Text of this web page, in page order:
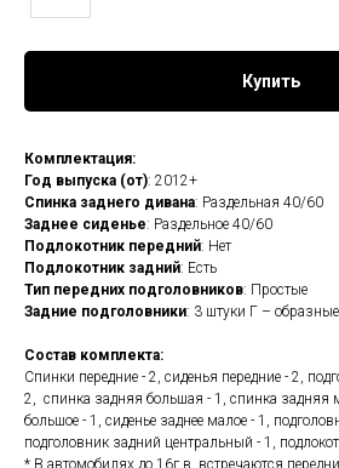
Купить
Комплектация:
Год выпуска (от): 2012+
Спинка заднего дивана: Раздельная 40/60
Заднее сиденье: Раздельное 40/60
Подлокотник передний: Нет
Подлокотник задний: Есть
Тип передних подголовников: Простые
Задние подголовники: 3 штуки Г – образные
Состав комплекта:
Спинки передние - 2, сиденья передние - 2,
2, спинка задняя большая - 1, спинка задняя
большое - 1, сиденье заднее малое - 1,
подголовник задний центральный - 1,
* В автомобилях до 16г.в. встречаются